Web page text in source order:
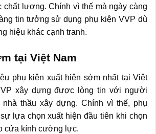
lượng. Chính vì thế mà ngày càng
tin tưởng sử dụng phụ kiện VVP dù
hiệu khác cạnh tranh.
tại Việt Nam
phụ kiện xuất hiện sớm nhất tại Việt
xây dựng được lòng tin với người
thầu xây dựng. Chính vì thế, phụ
lựa chọn xuất hiện đầu tiên khi chọn
cửa kính cường lực.